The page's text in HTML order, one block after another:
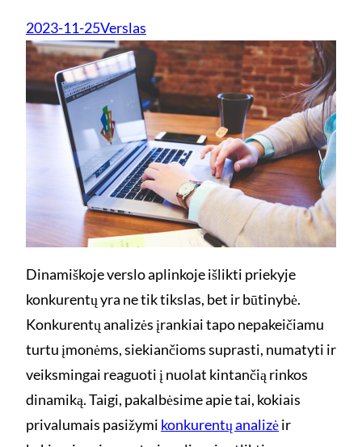
2023-11-25Verslas
Dinamiškoje verslo aplinkoje išlikti priekyje
konkurentų yra ne tik tikslas, bet ir būtinybė.
Konkurentų analizės įrankiai tapo nepakeičiamu
turtu įmonėms, siekiančioms suprasti, numatyti ir
veiksmingai reaguoti į nuolat kintančią rinkos
dinamiką. Taigi, pakalbėsime apie tai, kokiais
privalumais pasižymi konkurentų analizėir